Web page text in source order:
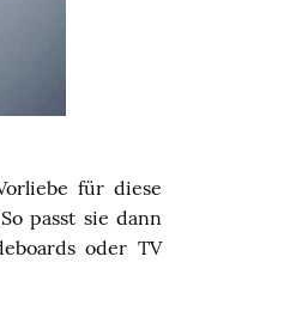
für diese
passt sie dann
oder TV